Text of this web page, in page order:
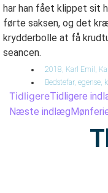
har han fået klippet sit
førte saksen, og det
krydderbolle at få
seancen.
2018, Karl Emil ,
Bedstefar, egense,
TidligereTidligere
Næste indlæg